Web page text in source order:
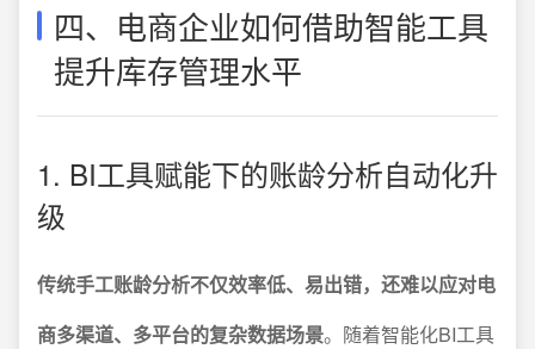
四、电商企业如何借助智能工具
提升库存管理水平
1. BI工具赋能下的账龄分析自动化升
级
传统手工账龄分析不仅效率低、易出错，还难以应对电
商多渠道、多平台的复杂数据场景。随着智能化BI工具